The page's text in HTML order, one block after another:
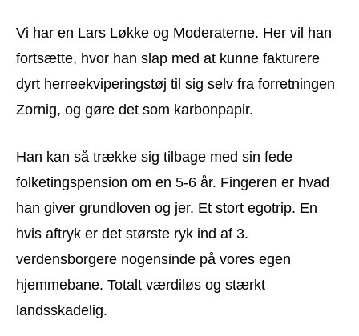
Vi har en Lars Løkke og Moderaterne. Her vil han
fortsætte, hvor han slap med at kunne fakturere
dyrt herreekviperingstøj til sig selv fra forretningen
Zornig, og gøre det som karbonpapir.
Han kan så trække sig tilbage med sin fede
folketingspension om en 5-6 år. Fingeren er hvad
han giver grundloven og jer. Et stort egotrip. En
hvis aftryk er det største ryk ind af 3.
verdensborgere nogensinde på vores egen
hjemmebane. Totalt værdiløs og stærkt
landsskadelig.